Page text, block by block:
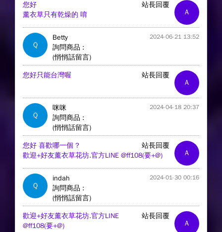
A
站長回覆
您好
薰衣草只有乾燥的 唷
Q
Betty 2024-06-21 13:52
詢問商品 :
(悄悄話留言)
A
站長回覆
您好只能台灣喔
Q
咪咪 2024-04-18 20:37
詢問商品 :
(悄悄話留言)
A
站長回覆
您好 喜歡哪一個 ?
歡迎+好友薰衣草花坊.官方LINE @ff108(要+@)
Q
indah 2024-01-30 00:16
詢問商品 :
(悄悄話留言)
A
站長回覆
歡迎+好友薰衣草花坊.官方LINE
@ff108(要+@)